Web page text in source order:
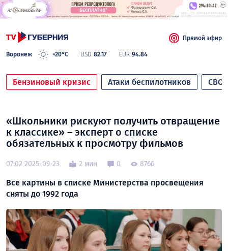
Воронеж +20°C USD 82.17 EUR 94.84
Прямой эфир
Бензиновый кризис Атаки беспилотников СВО
«Школьники рискуют получить отвращение
к классике» – эксперт о списке
обязательных к просмотру фильмов
07:02 2025-09-23 2 мин 0 8766
Все картины в списке Министерства просвещения
сняты до 1992 года